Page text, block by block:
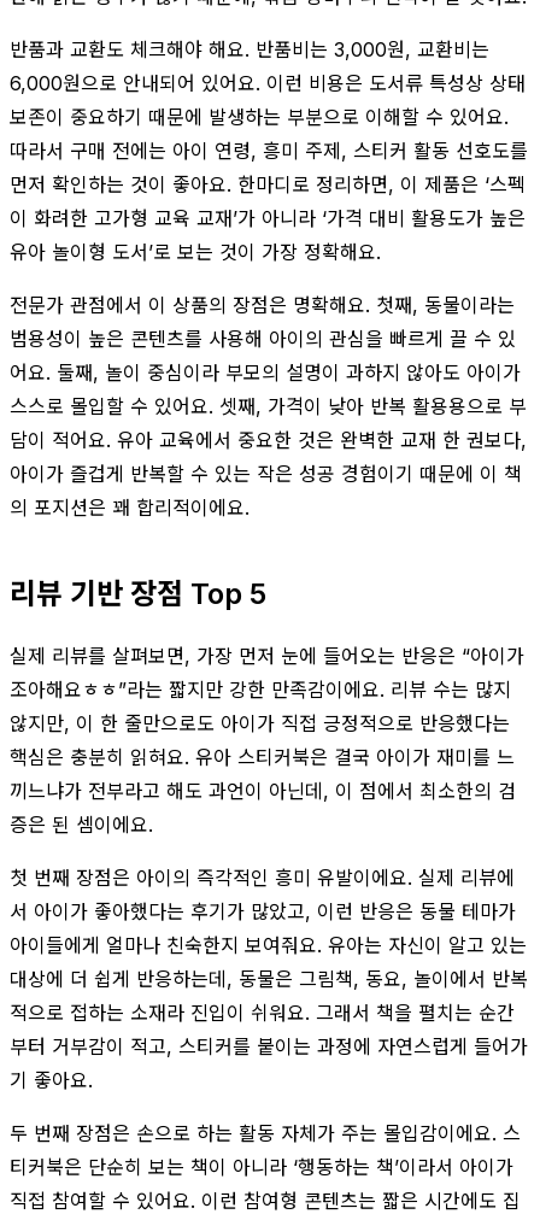
반품과 교환도 체크해야 해요. 반품비는 3,000원, 교환비는
6,000원으로 안내되어 있어요. 이런 비용은 도서류 특성상 상태
보존이 중요하기 때문에 발생하는 부분으로 이해할 수 있어요.
따라서 구매 전에는 아이 연령, 흥미 주제, 스티커 활동 선호도를
먼저 확인하는 것이 좋아요. 한마디로 정리하면, 이 제품은 ‘스펙
이 화려한 고가형 교육 교재’가 아니라 ‘가격 대비 활용도가 높은
유아 놀이형 도서’로 보는 것이 가장 정확해요.
전문가 관점에서 이 상품의 장점은 명확해요. 첫째, 동물이라는
범용성이 높은 콘텐츠를 사용해 아이의 관심을 빠르게 끌 수 있
어요. 둘째, 놀이 중심이라 부모의 설명이 과하지 않아도 아이가
스스로 몰입할 수 있어요. 셋째, 가격이 낮아 반복 활용용으로 부
담이 적어요. 유아 교육에서 중요한 것은 완벽한 교재 한 권보다,
아이가 즐겁게 반복할 수 있는 작은 성공 경험이기 때문에 이 책
의 포지션은 꽤 합리적이에요.
리뷰 기반 장점 Top 5
실제 리뷰를 살펴보면, 가장 먼저 눈에 들어오는 반응은 “아이가
조아해요ㅎㅎ”라는 짧지만 강한 만족감이에요. 리뷰 수는 많지
않지만, 이 한 줄만으로도 아이가 직접 긍정적으로 반응했다는
핵심은 충분히 읽혀요. 유아 스티커북은 결국 아이가 재미를 느
끼느냐가 전부라고 해도 과언이 아닌데, 이 점에서 최소한의 검
증은 된 셈이에요.
첫 번째 장점은 아이의 즉각적인 흥미 유발이에요. 실제 리뷰에
서 아이가 좋아했다는 후기가 많았고, 이런 반응은 동물 테마가
아이들에게 얼마나 친숙한지 보여줘요. 유아는 자신이 알고 있는
대상에 더 쉽게 반응하는데, 동물은 그림책, 동요, 놀이에서 반복
적으로 접하는 소재라 진입이 쉬워요. 그래서 책을 펼치는 순간
부터 거부감이 적고, 스티커를 붙이는 과정에 자연스럽게 들어가
기 좋아요.
두 번째 장점은 손으로 하는 활동 자체가 주는 몰입감이에요. 스
티커북은 단순히 보는 책이 아니라 ‘행동하는 책’이라서 아이가
직접 참여할 수 있어요. 이런 참여형 콘텐츠는 짧은 시간에도 집